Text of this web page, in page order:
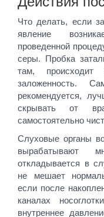
Что делать, если
явление
проведенной
серы. Пробка
там,
заложенность.
рекомендуется,
скрывать от
самостоятельно
Слуховые органы
вырабатывают
откладывается в
не мешает
если после
каналах
внутреннее